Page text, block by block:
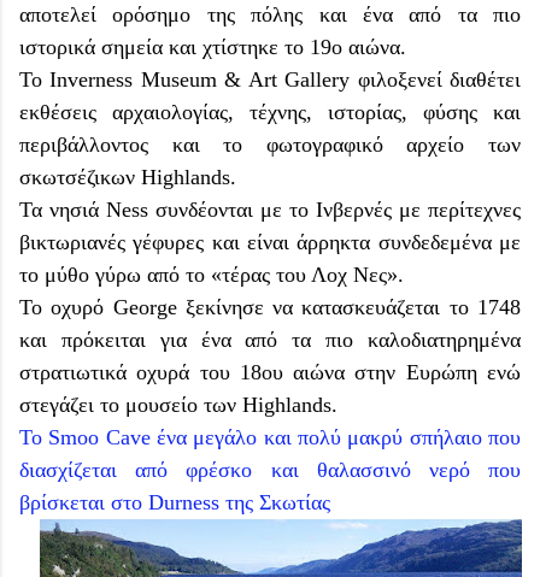
αποτελεί ορόσημο της πόλης και ένα από τα πιο
ιστορικά σημεία και χτίστηκε το 19ο αιώνα.
Το Inverness Museum & Art Gallery φιλοξενεί διαθέτει
εκθέσεις αρχαιολογίας, τέχνης, ιστορίας, φύσης και
περιβάλλοντος και το φωτογραφικό αρχείο των
σκωτσέζικων Highlands.
Τα νησιά Ness συνδέονται με το Ινβερνές με περίτεχνες
βικτωριανές γέφυρες και είναι άρρηκτα συνδεδεμένα με
το μύθο γύρω από το «τέρας του Λοχ Νες».
Το οχυρό George ξεκίνησε να κατασκευάζεται το 1748
και πρόκειται για ένα από τα πιο καλοδιατηρημένα
στρατιωτικά οχυρά του 18ου αιώνα στην Ευρώπη ενώ
στεγάζει το μουσείο των Highlands.
Το Smoo Cave ένα μεγάλο και πολύ μακρύ σπήλαιο που
διασχίζεται από φρέσκο και θαλασσινό νερό που
βρίσκεται στο Durness της Σκωτίας